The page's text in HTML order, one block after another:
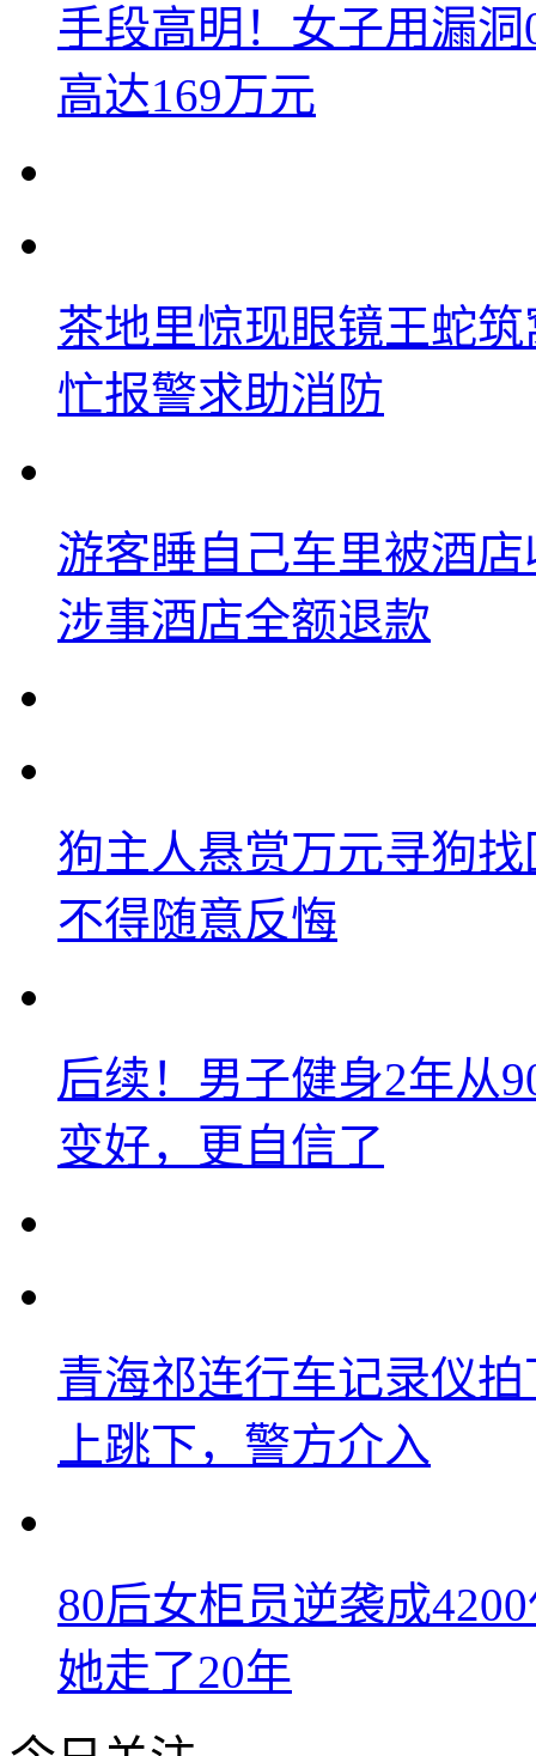
手段高明！女子用漏
高达169万元
茶地里惊现眼镜王蛇
忙报警求助消防
游客睡自己车里被酒
涉事酒店全额退款
狗主人悬赏万元寻狗
不得随意反悔
后续！男子健身2年从
变好，更自信了
青海祁连行车记录仪
上跳下，警方介入
80后女柜员逆袭成
她走了20年